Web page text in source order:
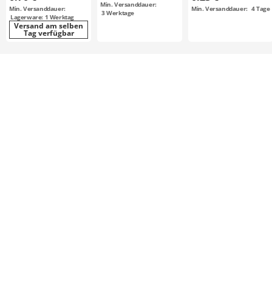
Min. Versanddauer:
Lagerware: 1 Werktag
Versand am selben
Tag verfügbar
Aluminium
extrudiert /
Min. Versanddauer:
3Werktage
Min. Versanddauer: 4Tage